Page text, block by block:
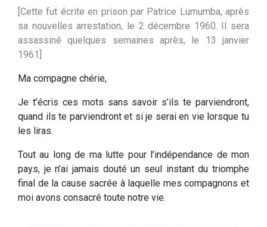
[Cette fut écrite en prison par Patrice Lumumba, après
sa nouvelles arrestation, le 2 décembre 1960. Il sera
assassiné quelques semaines après, le 13 janvier
1961]
Ma compagne chérie,
Je t’écris ces mots sans savoir s’ils te parviendront,
quand ils te parviendront et si je serai en vie lorsque tu
les liras.
Tout au long de ma lutte pour l’indépendance de mon
pays, je n’ai jamais douté un seul instant du triomphe
final de la cause sacrée à laquelle mes compagnons et
moi avons consacré toute notre vie.